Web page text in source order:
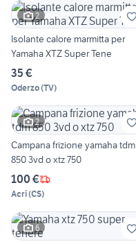
2
Isolante calore marmitta per
Yamaha XTZ Super Tene
35 €
Oderzo(TV)
2
Campana frizione yamaha tdm
850 3vd o xtz 750
100 €
Acri(CS)
6